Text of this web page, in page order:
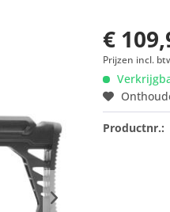
€
Prijzen incl.
Productnr.: